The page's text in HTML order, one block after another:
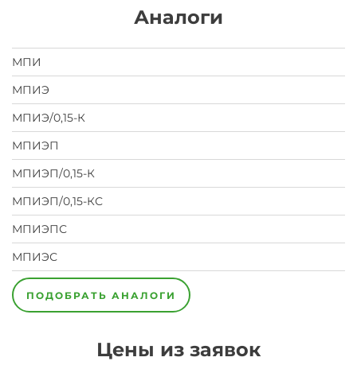
Аналоги
МПИ
МПИЭ
МПИЭ/0,15-К
МПИЭП
МПИЭП/0,15-К
МПИЭП/0,15-КС
МПИЭПС
МПИЭС
ПОДОБРАТЬ АНАЛОГИ
Цены из заявок